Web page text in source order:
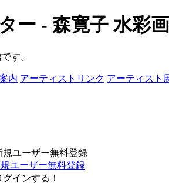
ー - 森寛子 水彩
す。
内 アーティストリンク アーティスト
規ユーザー無料登録
グインする！